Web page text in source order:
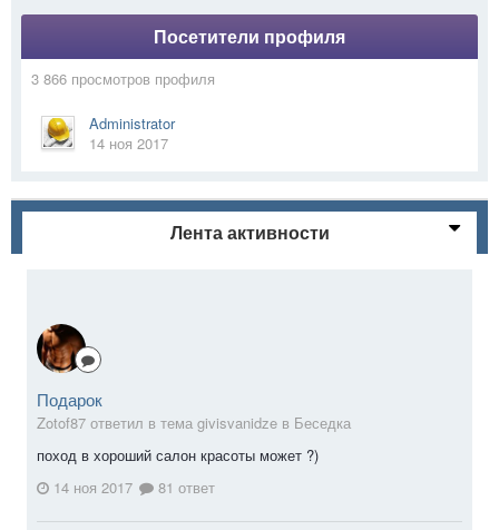
Посетители профиля
3 866 просмотров профиля
Administrator
14 ноя 2017
Лента активности
Подарок
Zotof87 ответил в тема givisvanidze в Беседка
поход в хороший салон красоты может ?)
14 ноя 2017
81 ответ